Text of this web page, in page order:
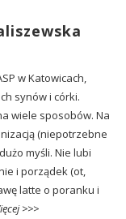
w Katowicach,
synów i córki.
wiele sposobów. Na
(niepotrzebne
myśli. Nie lubi
i porządek (ot,
latte o poranku i
>>>